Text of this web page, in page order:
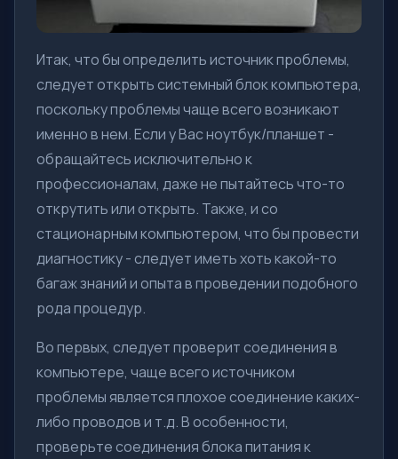
Итак, что бы определить источник проблемы,
следует открыть системный блок компьютера,
поскольку проблемы чаще всего возникают
именно в нем. Если у Вас ноутбук/планшет -
обращайтесь исключительно к
профессионалам, даже не пытайтесь что-то
открутить или открыть. Также, и со
стационарным компьютером, что бы провести
диагностику - следует иметь хоть какой-то
багаж знаний и опыта в проведении подобного
рода процедур.
Во первых, следует проверит соединения в
компьютере, чаще всего источником
проблемы является плохое соединение каких-
либо проводов и т.д. В особенности,
проверьте соединения блока питания к